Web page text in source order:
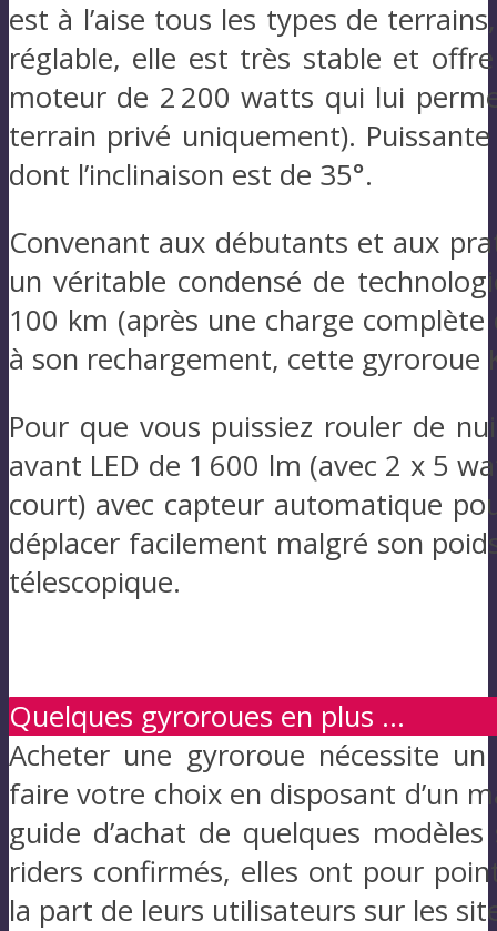
est à l’aise tous les types de
réglable, elle est très stable et
moteur de 2 200 watts qui lui
terrain privé uniquement).
dont l’inclinaison est de 35°.
Convenant aux débutants et aux
un véritable condensé de
100 km (après une charge
à son rechargement, cette gyroroue
Pour que vous puissiez rouler de
avant LED de 1 600 lm (avec 2 x 5
court) avec capteur automatique
déplacer facilement malgré son
télescopique.
Quelques gyroroues en plus ...
Acheter une gyroroue nécessite
faire votre choix en disposant d’un
guide d’achat de quelques
riders confirmés, elles ont pour
la part de leurs utilisateurs sur les